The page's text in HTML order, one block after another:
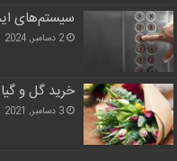
سیستم‌های
2 دسامبر, 2024
خرید گل و
3 دسامبر, 2021